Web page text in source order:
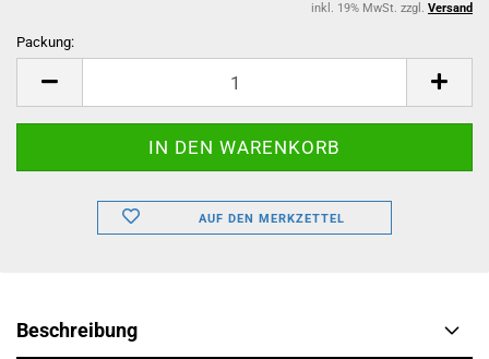
inkl. 19% MwSt. zzgl. Versand
Packung:
AUF DEN MERKZETTEL
Beschreibung